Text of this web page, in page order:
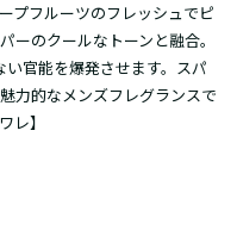
プフルーツのフレッシュでピ
ーのクールなトーンと融合。
官能を爆発させます。スパ
力的なメンズフレグランスで
レ】